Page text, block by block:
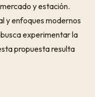
y estación.
y enfoques modernos
experimentar la
propuesta resulta